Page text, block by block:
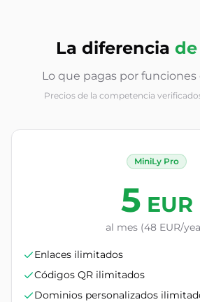
La diferencia
Lo que pagas por
Precios de la competencia
MiniLy Pro
5 EUR
al mes (48 EUR/
Enlaces ilimitados
Códigos QR ilimitados
Dominios personalizados